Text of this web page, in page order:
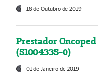
18 de Outubro de 2019
Prestador
(51004335-0)
01 de Janeiro de 2019